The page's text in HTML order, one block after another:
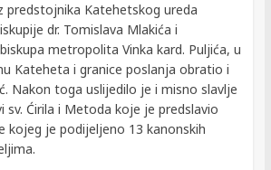
predstojnika Katehetskog ureda
dr. Tomislava Mlakića i
metropolita Vinka kard. Puljića, u
Kateheta i granice poslanja obratio i
Nakon toga uslijedilo je i misno slavlje
sv. Ćirila i Metoda koje je predslavio
kojeg je podijeljeno 13 kanonskih